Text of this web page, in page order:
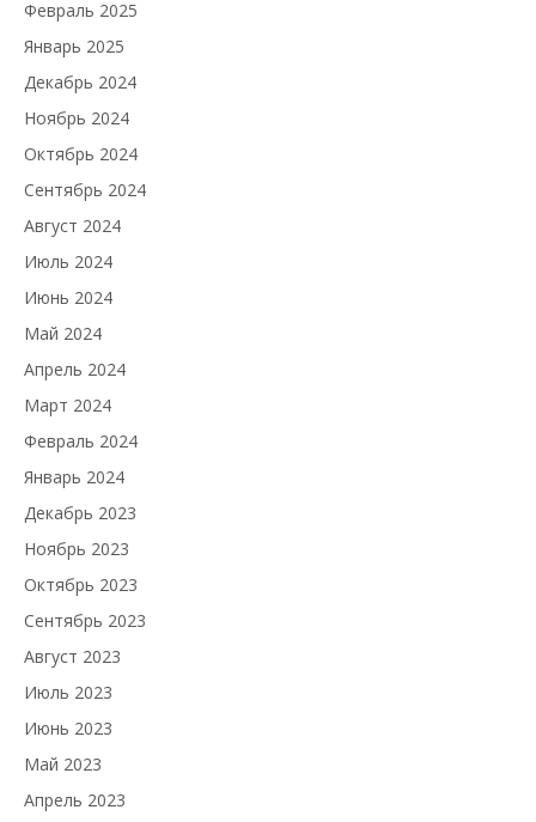
Февраль 2025
Январь 2025
Декабрь 2024
Ноябрь 2024
Октябрь 2024
Сентябрь 2024
Август 2024
Июль 2024
Июнь 2024
Май 2024
Апрель 2024
Март 2024
Февраль 2024
Январь 2024
Декабрь 2023
Ноябрь 2023
Октябрь 2023
Сентябрь 2023
Август 2023
Июль 2023
Июнь 2023
Май 2023
Апрель 2023